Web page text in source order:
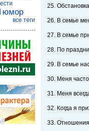
25.
26. В семье
27. В семье
28. По
29. В семье
30. Меня
31. Меня
32. Когда я
33.
юмор
все теги